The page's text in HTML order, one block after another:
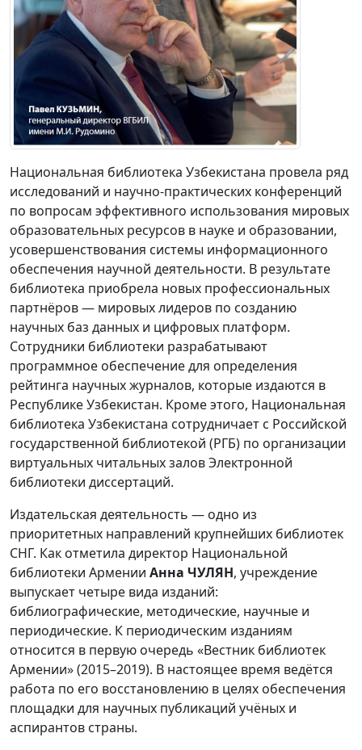
Национальная библиотека Узбекистана провела ряд
исследований и научно-практических конференций
по вопросам эффективного использования мировых
образовательных ресурсов в науке и образовании,
усовершенствования системы информационного
обеспечения научной деятельности. В результате
библиотека приобрела новых профессиональных
партнёров — мировых лидеров по созданию
научных баз данных и цифровых платформ.
Сотрудники библиотеки разрабатывают
программное обеспечение для определения
рейтинга научных журналов, которые издаются в
Республике Узбекистан. Кроме этого, Национальная
библиотека Узбекистана сотрудничает с Российской
государственной библиотекой (РГБ) по организации
виртуальных читальных залов Электронной
библиотеки диссертаций.
Издательская деятельность — одно из
приоритетных направлений крупнейших библиотек
СНГ. Как отметила директор Национальной
библиотеки Армении Анна ЧУЛЯН, учреждение
выпускает четыре вида изданий:
библиографические, методические, научные и
периодические. К периодическим изданиям
относится в первую очередь «Вестник библиотек
Армении» (2015–2019). В настоящее время ведётся
работа по его восстановлению в целях обеспечения
площадки для научных публикаций учёных и
аспирантов страны.